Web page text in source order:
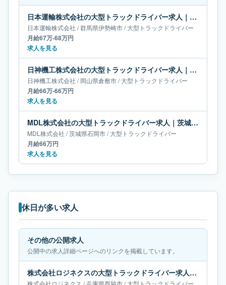
日本運輸株式会社の大型トラックドライバー求人｜群馬県伊勢崎市｜月給67万-68万円
日本運輸株式会社 /群馬県伊勢崎市/大型トラックドライバー
月給67万-68万円
求人を見る
日神機工株式会社の大型トラックドライバー求人｜岡山県倉敷市｜月給66万-66万円
日神機工株式会社 /岡山県倉敷市/大型トラックドライバー
月給66万-66万円
求人を見る
MDL株式会社の大型トラックドライバー求人｜茨城県石岡市｜月給66万円
MDL株式会社 /茨城県石岡市/大型トラックドライバー
月給66万円
求人を見る
休日が多い求人
その他の公開求人
公開中の求人詳細ページへのリンクを掲載しています。
株式会社ロジネクスの大型トラックドライバー求人｜兵庫県西脇市｜月給55万-65万円
株式会社ロジネクス /兵庫県西脇市/大型トラックドライバー